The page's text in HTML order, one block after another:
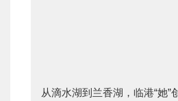
从滴水湖到兰香湖，临港“她”